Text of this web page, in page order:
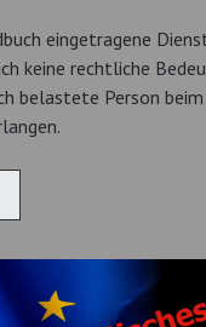
eingetragene
keine rechtliche
belastete Person